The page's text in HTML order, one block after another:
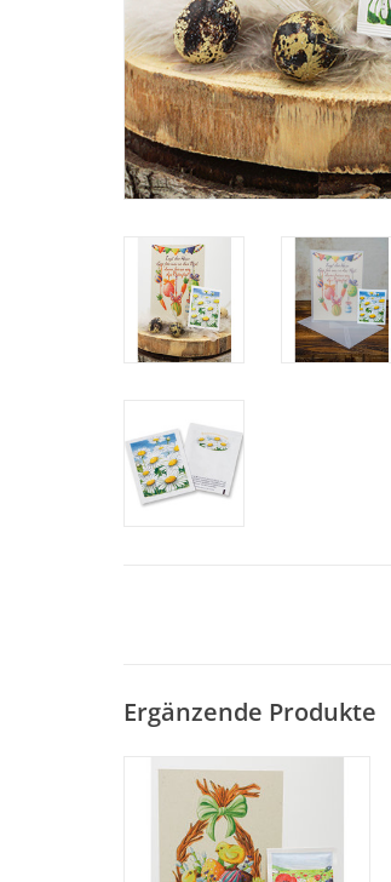
Ergänzende Produkte
Die Saat-Grußkarte mit unseren
handgemalten, traumhaften
Druck-Motiven erfreut jeden
Garten-, Blumen- und
Naturfreund. Umweltfreundlich